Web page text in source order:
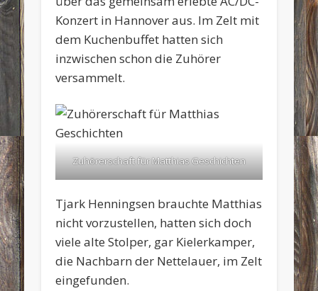
Konzert in Hannover aus. Im Zelt mit
dem Kuchenbuffet hatten sich
inzwischen schon die Zuhörer
versammelt.
Zuhörerschaft für Matthias Geschichten
Tjark Henningsen brauchte Matthias
nicht vorzustellen, hatten sich doch
viele alte Stolper, gar Kielerkamper,
die Nachbarn der Nettelauer, im Zelt
eingefunden.